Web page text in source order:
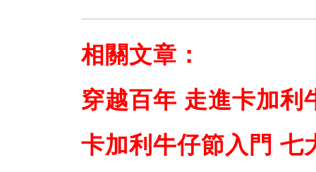
相關文章：
穿越百年 走進卡加利
卡加利牛仔節入門 七